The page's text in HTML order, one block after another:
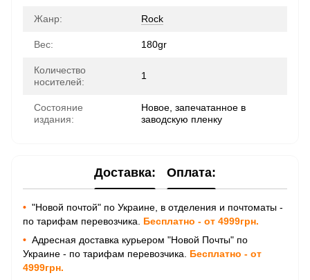
Жанр: Rock
Вес: 180gr
Количество
носителей:
1
Состояние
издания:
Новое, запечатанное в
заводскую пленку
Доставка: Оплата:
• "Новой почтой" по Украине, в отделения и почтоматы -
по тарифам перевозчика. Бесплатно - от 4999грн.
• Адресная доставка курьером "Новой Почты" по
Украине - по тарифам перевозчика. Бесплатно - от
4999грн.